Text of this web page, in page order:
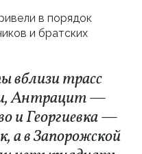
в порядок
и братских
вблизи трасс
Антрацит —
и Георгиевка —
а в Запорожской